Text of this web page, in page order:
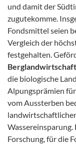
und damit der
zugutekomme.
Fondsmittel seien
Vergleich der
festgehalten.
Berglandwirtschaft
die biologische
Alpungsprämien
vom Aussterben
Forschung, für die